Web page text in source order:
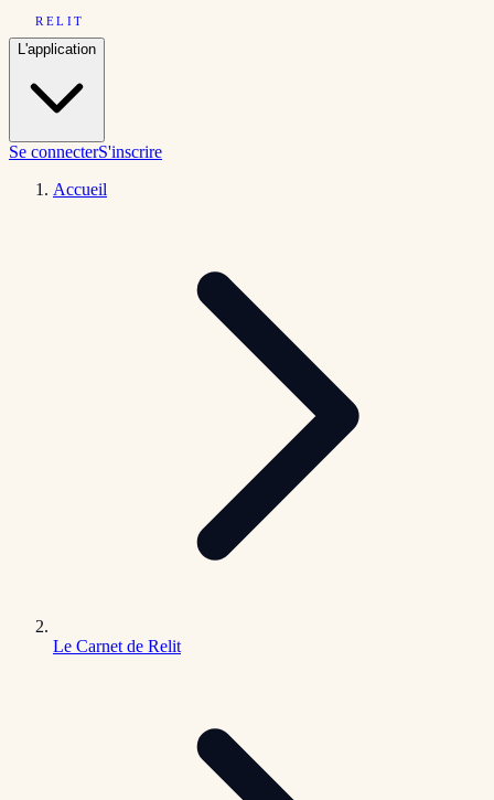
RELIT
L'application
Se connecterS'inscrire
Accueil
Le Carnet de Relit